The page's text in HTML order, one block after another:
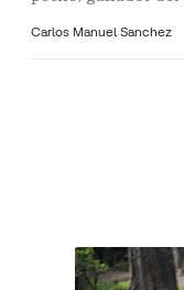
Carlos Manuel Sanchez